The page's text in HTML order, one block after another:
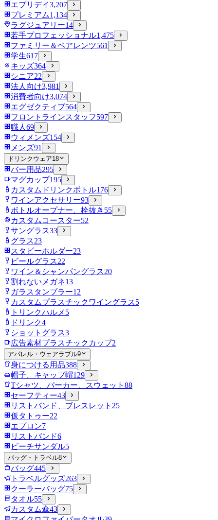
エブリデイ3,207
プレミアム1,134
ラグジュアリー14
若手プロフェッショナル1,475
ファミリー＆ペアレンツ561
学生617
キッズ364
シニア22
法人向け3,981
消費者向け3,074
エグゼクティブ564
フロントラインスタッフ597
職人 69
ウィメンズ154
メンズ91
ドリンクウェア18
バー用品295
マグカップ195
カスタムドリンクボトル176
ワインアクセサリー93
ボトルオープナー、栓抜き 55
カスタムコースター52
サングラス33
グラス23
スタビーホルダー23
ビールグラス22
ワイン＆シャンパングラス20
割れないメガネ13
ガラスタンブラー12
カスタムプラスチックワイングラス5
トリンクハルメ 5
ドリンク4
ショットグラス3
広告素材プラスチックカップ2
アパレル・ウェアラブル9
身につける用品388
帽子、キャップ帽129
Tシャツ、パーカー、スウェット 88
セーフティー43
リストバンド、ブレスレット 25
仮タトゥー22
エプロン7
リストバンド6
ビーチサンダル5
バッグ・トラベル8
バッグ445
トラベルグッズ263
クーラーバッグ75
タオル55
カスタム傘43